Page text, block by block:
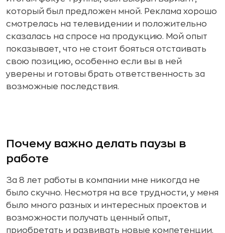
который был предложен мной. Реклама хорошо
смотрелась на телевидении и положительно
сказалась на спросе на продукцию. Мой опыт
показывает, что не стоит бояться отстаивать
свою позицию, особенно если вы в ней
уверены и готовы брать ответственность за
возможные последствия.
Почему важно делать паузы в
работе
За 8 лет работы в компании мне никогда не
было скучно. Несмотря на все трудности, у меня
было много разных и интересных проектов и
возможности получать ценный опыт,
приобретать и развивать новые компетенции.